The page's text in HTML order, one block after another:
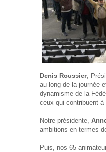
Denis Roussier,
au long de la journée
dynamisme de la
ceux qui contribuent
Notre présidente,
ambitions en termes
Puis, nos 65